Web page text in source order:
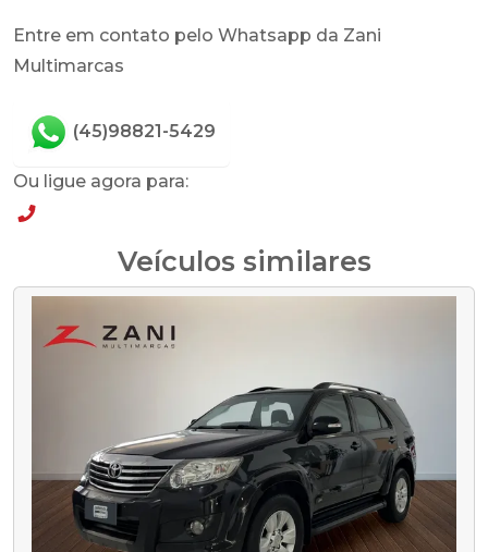
Entre em contato pelo Whatsapp da Zani
Multimarcas
(45)98821-5429
Ou ligue agora para:
Veículos similares